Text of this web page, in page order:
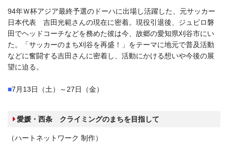
94年Ｗ杯アジア最終予選のドーハに出場し活躍した、元サッカー
日本代表 吉田光範さんの現在に密着。現役引退後、ジュビロ磐
田でヘッドコーチなどを務めた彼は今、故郷の愛知県刈谷市にい
た。「サッカーのまち刈谷を再盛！」をテーマに地元で普及活動
などに奮闘する吉田さんに密着し、活動にかける想いや今後の展
望に迫る。
■7月13日（土）～27日（金）
愛媛・西条 クライミングのまちを目指して
（ハートネットワーク 制作）